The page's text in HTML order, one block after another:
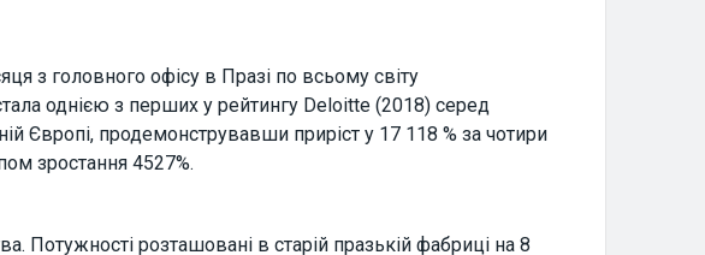
з головного офісу в Празі по всьому світу
однією з перших у рейтингу Deloitte (2018) серед
Європі, продемонструвавши приріст у 17 118 % за чотири
зростання 4527%.
Потужності розташовані в старій празькій фабриці на 8